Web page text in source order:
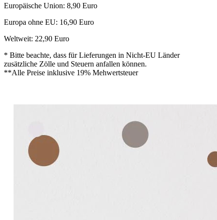
Europäische Union: 8,90 Euro
Europa ohne EU: 16,90 Euro
Weltweit: 22,90 Euro
* Bitte beachte, dass für Lieferungen in Nicht-EU Länder
zusätzliche Zölle und Steuern anfallen können.
**Alle Preise inklusive 19% Mehwertsteuer